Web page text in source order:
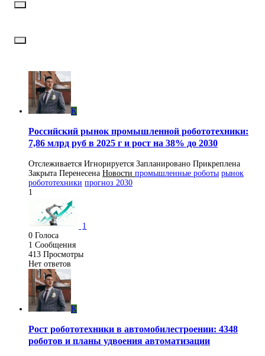
K
Российский рынок промышленной робототехники:
7,86 млрд руб в 2025 г и рост на 38% до 2030
Отслеживается Игнорируется Запланировано Прикреплена
Закрыта Перенесена Новости промышленные роботы рынок
робототехники прогноз 2030
1
1
0 Голоса
1 Сообщения
413 Просмотры
Нет ответов
K
Рост робототехники в автомобилестроении: 4348
роботов и планы удвоения автоматизации